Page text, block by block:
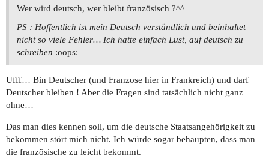
Wer wird deutsch, wer bleibt französisch ?^^
PS : Hoffentlich ist mein Deutsch verständlich und beinhaltet
nicht so viele Fehler… Ich hatte einfach Lust, auf deutsch zu
schreiben :oops:
Ufff… Bin Deutscher (und Franzose hier in Frankreich) und darf
Deutscher bleiben ! Aber die Fragen sind tatsächlich nicht ganz
ohne…
Das man dies kennen soll, um die deutsche Staatsangehörigkeit zu
bekommen stört mich nicht. Ich würde sogar behaupten, dass man
die französische zu leicht bekommt.